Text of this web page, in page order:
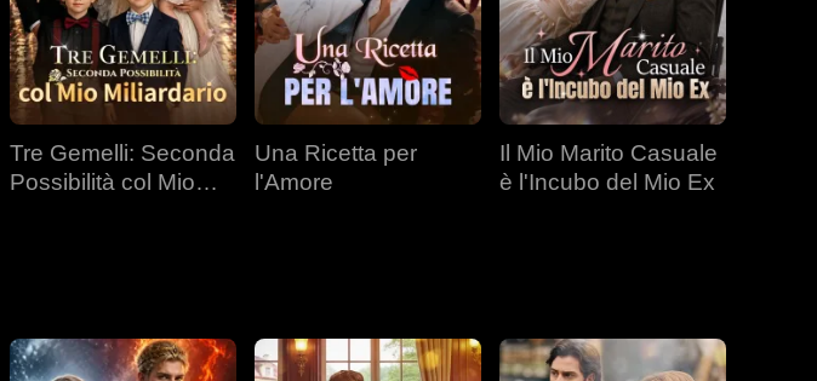
Tre Gemelli: Seconda
Possibilità col Mio
Una Ricetta per
l'Amore
Il Mio Marito Casuale
è l'Incubo del Mio Ex